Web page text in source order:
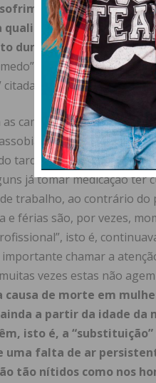
psicológico”
de vida, mas
duma vida que foi
(que é o que guarda
atrás.
campanhas de
para o lado”,
tarde. Sofri o meu
já tomar medicação ter
trabalho, ao contrário do
e férias são, por vezes,
isto é,
chamar a
vezes estas não
cau­sa de morte em
a partir da idade da
isto é, a
uma falta de ar
tão nítidos como nos